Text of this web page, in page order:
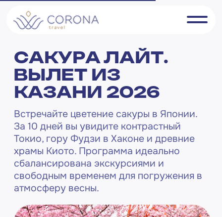
ВЫЛЕТ ИЗ
КАЗАНИ 2026
Встречайте цветение сакуры в Японии.
За 10 дней вы увидите контрастный
Токио, гору Фудзи в Хаконе и древние
храмы Киото. Программа идеально
сбалансирована экскурсиями и
свободным временем для погружения в
атмосферу весны.
Длительность